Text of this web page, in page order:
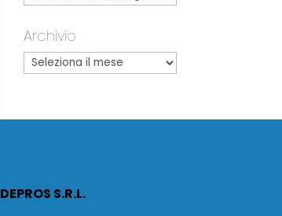
Archivio
DEPROS S.R.L.